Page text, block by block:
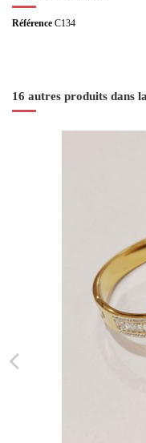
Référence C134
16 autres produits dans